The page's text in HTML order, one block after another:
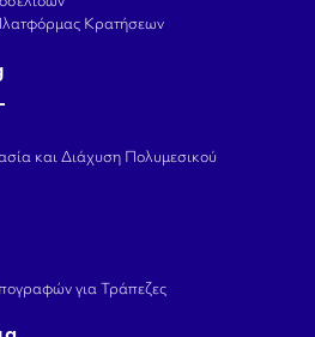
Κρατήσεων
και Διάχυση Πολυμεσικού
για Τράπεζες